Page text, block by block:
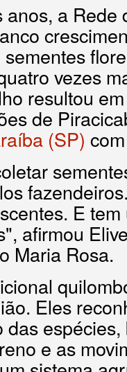
a Rede
vezes
resultou
de
(SP)
E
afirmou
Maria Rosa.
Eles
e as